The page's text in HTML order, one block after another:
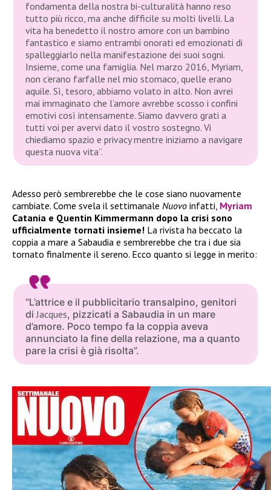
fondamenta della nostra bi-culturalità hanno reso
tutto più ricco, ma anche difficile su molti livelli. La
vita ha benedetto il nostro amore con un bambino
fantastico e siamo entrambi onorati ed emozionati di
spalleggiarlo nella manifestazione dei suoi sogni.
Insieme, come una famiglia. Nel marzo 2016, Myriam,
non c’erano farfalle nel mio stomaco, quelle erano
aquile. Sì, tesoro, abbiamo volato in alto. Non avrei
mai immaginato che l’amore avrebbe scosso i confini
emotivi così intensamente. Siamo davvero grati a
tutti voi per avervi dato il vostro sostegno. Vi
chiediamo spazio e privacy mentre iniziamo a navigare
questa nuova vita”.
Adesso però sembrerebbe che le cose siano nuovamente
cambiate. Come svela il settimanale Nuovo infatti, Myriam
Catania e Quentin Kimmermann dopo la crisi sono
ufficialmente tornati insieme! La rivista ha beccato la
coppia a mare a Sabaudia e sembrerebbe che tra i due sia
tornato finalmente il sereno. Ecco quanto si legge in merito:
“L’attrice e il pubblicitario transalpino, genitori
diJacques, pizzicati a Sabaudia in un mare
d’amore. Poco tempo fa la coppia aveva
annunciato la fine della relazione, ma a quanto
pare la crisi è già risolta”.